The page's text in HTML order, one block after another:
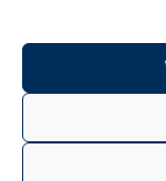
tagi :covid-19 poziom